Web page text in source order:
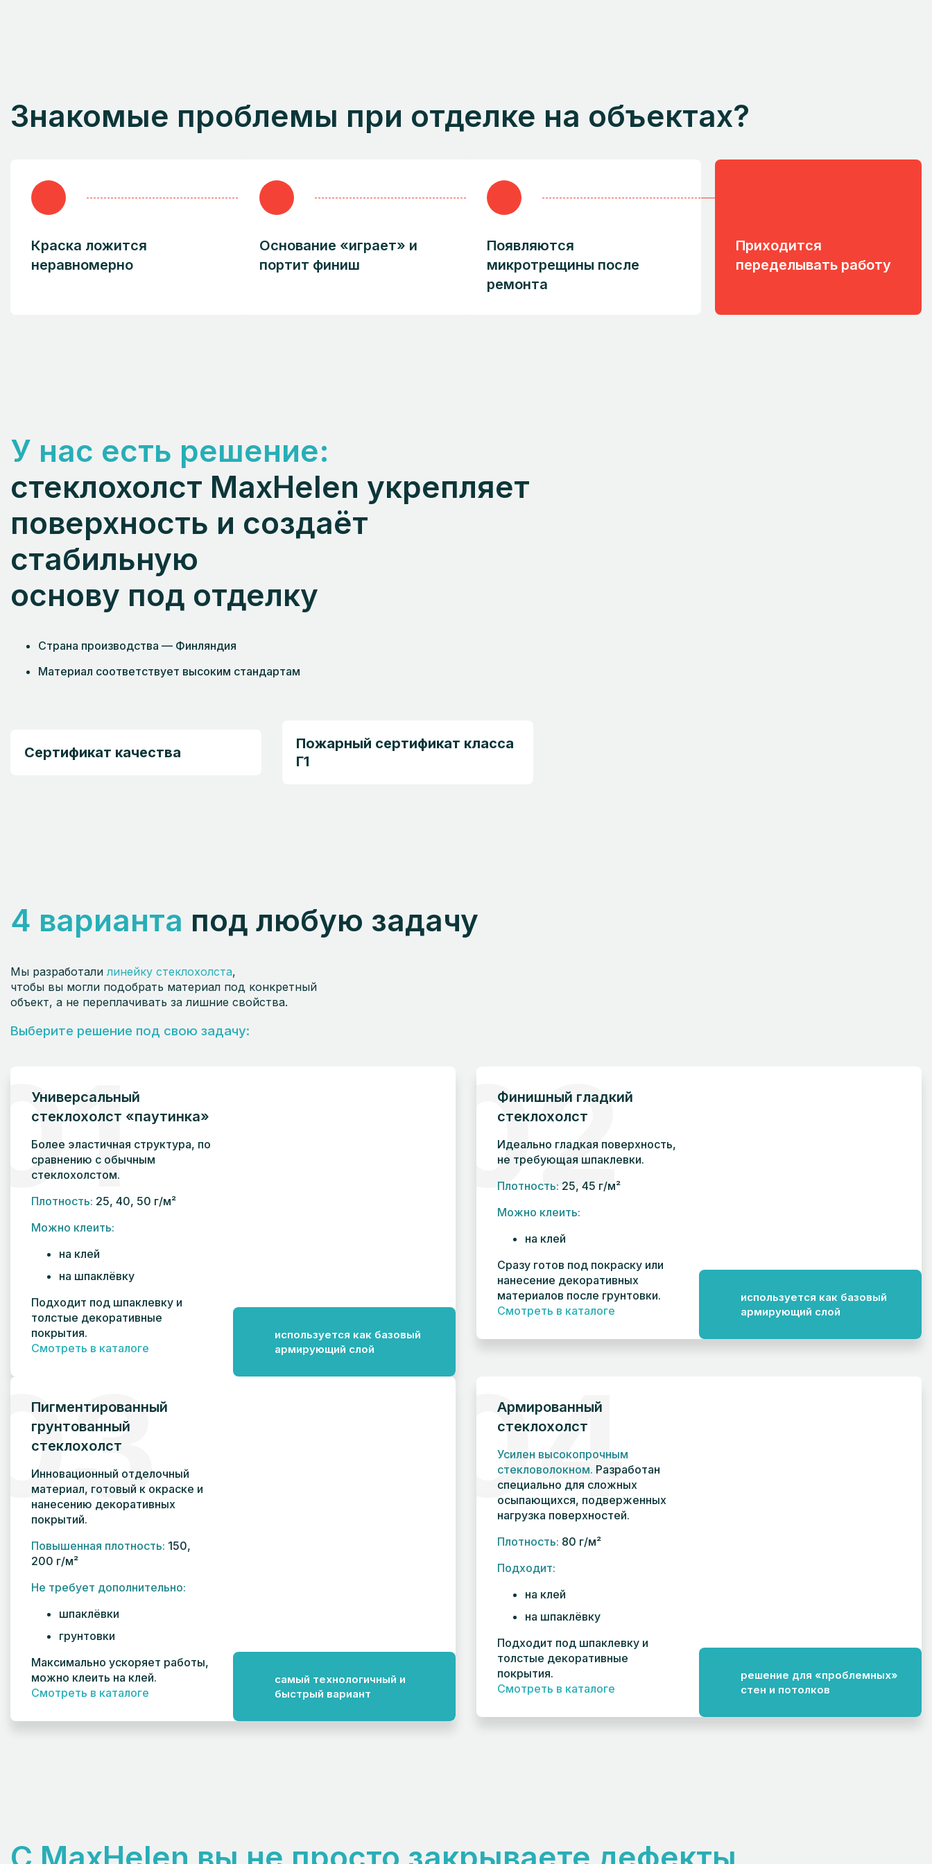
Знакомые проблемы при отделке на объектах?
Краска ложится
неравномерно
Основание «играет» и
портит финиш
Появляются
микротрещины после
ремонта
Приходится
переделывать работу
У нас есть решение:
стеклохолст MaxHelen укрепляет
поверхность и создаёт
стабильную
основу под отделку
Страна производства — Финляндия
Материал соответствует высоким стандартам
Сертификат качества
Пожарный сертификат класса
Г1
4 варианта под любую задачу
Мы разработали линейку стеклохолста,
чтобы вы могли подобрать материал под конкретный
объект, а не переплачивать за лишние свойства.
Выберите решение под свою задачу:
Универсальный
стеклохолст «паутинка»
Более эластичная структура, по
сравнению с обычным
стеклохолстом.
Плотность: 25, 40, 50 г/м²
Можно клеить:
на клей
на шпаклёвку
Подходит под шпаклевку и
толстые декоративные
покрытия.
Смотреть в каталоге
используется как базовый
армирующий слой
02
Финишный гладкий
стеклохолст
Идеально гладкая поверхность,
не требующая шпаклевки.
Плотность: 25, 45 г/м²
Можно клеить:
на клей
Сразу готов под покраску или
нанесение декоративных
материалов после грунтовки.
Смотреть в каталоге
используется как базовый
армирующий слой
Пигментированный
грунтованный
стеклохолст
Инновационный отделочный
материал, готовый к окраске и
нанесению декоративных
покрытий.
Повышенная плотность: 150,
200 г/м²
Не требует дополнительно:
шпаклёвки
грунтовки
Максимально ускоряет работы,
можно клеить на клей.
Смотреть в каталоге
самый технологичный и
быстрый вариант
04
Армированный
стеклохолст
Усилен высокопрочным
стекловолокном. Разработан
специально для сложных
осыпающихся, подверженных
нагрузка поверхностей.
Плотность: 80 г/м²
Подходит:
на клей
на шпаклёвку
Подходит под шпаклевку и
толстые декоративные
покрытия.
Смотреть в каталоге
решение для «проблемных»
стен и потолков